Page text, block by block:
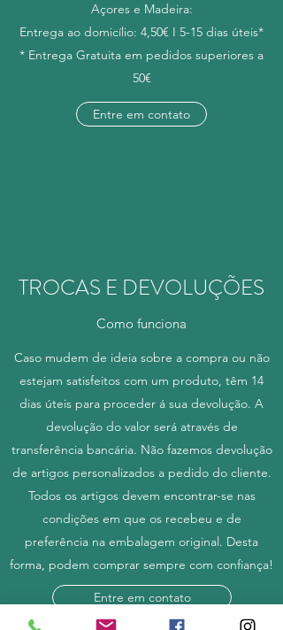
Açores e Madeira:
Entrega ao domicílio: 4,50€ I 5-15 dias úteis*
* Entrega Gratuita em pedidos superiores a
50€
Entre em contato
TROCAS E DEVOLUÇÕES
Como funciona
Caso mudem de ideia sobre a compra ou não
estejam satisfeitos com um produto, têm 14
dias úteis para proceder á sua devolução. A
devolução do valor será através de
transferência bancária. Não fazemos devolução
de artigos personalizados a pedido do cliente.
Todos os artigos devem encontrar-se nas
condições em que os recebeu e de
preferência na embalagem original. Desta
forma, podem comprar sempre com confiança!
Entre em contato